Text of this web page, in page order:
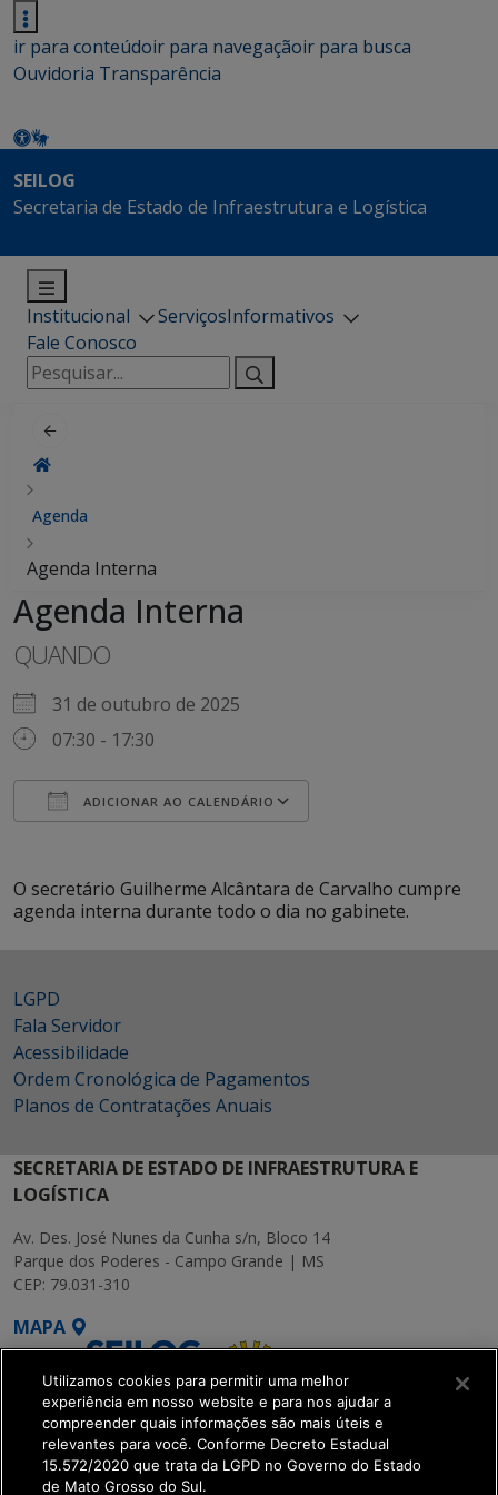
ir para conteúdoir para navegaçãoir para busca
Ouvidoria Transparência
SEILOG
Secretaria de Estado de Infraestrutura e Logística
Institucional ServiçosInformativos
Fale Conosco
Pesquisar
por:
Agenda
Agenda Interna
Agenda Interna
QUANDO
31 de outubro de 2025
07:30 - 17:30
ADICIONAR AO CALENDÁRIO
O secretário Guilherme Alcântara de Carvalho cumpre
agenda interna durante todo o dia no gabinete.
LGPD
Fala Servidor
Acessibilidade
Ordem Cronológica de Pagamentos
Planos de Contratações Anuais
SECRETARIA DE ESTADO DE INFRAESTRUTURA E
LOGÍSTICA
Av. Des. José Nunes da Cunha s/n, Bloco 14
Parque dos Poderes - Campo Grande | MS
CEP: 79.031-310
MAPA
SETDIG | Secretaria-
Utilizamos cookies para permitir uma melhor
experiência em nosso website e para nos ajudar a
compreender quais informações são mais úteis e
relevantes para você. Conforme Decreto Estadual
15.572/2020 que trata da LGPD no Governo do Estado
de Mato Grosso do Sul.